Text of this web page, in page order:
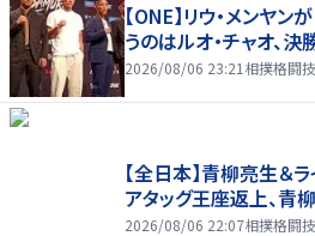
【ONE】リウ・メンヤ
うのはルオ・チャオ、
2026/08/06 23:21 相撲格闘技
【全日本】青柳亮生＆
アタッグ王座返上、青
2026/08/06 22:07相撲格闘技